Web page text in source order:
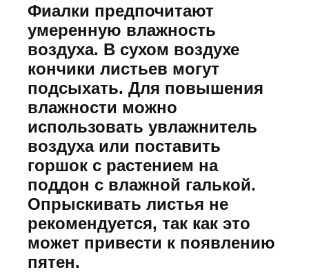
Фиалки предпочитают
умеренную влажность
воздуха. В сухом воздухе
кончики листьев могут
подсыхать. Для повышения
влажности можно
использовать увлажнитель
воздуха или поставить
горшок с растением на
поддон с влажной галькой.
Опрыскивать листья не
рекомендуется, так как это
может привести к появлению
пятен.